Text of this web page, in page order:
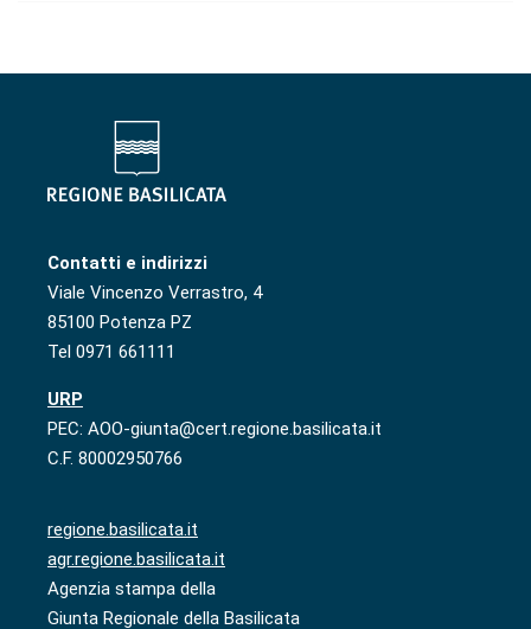
Contatti e indirizzi
Viale Vincenzo Verrastro, 4
85100 Potenza PZ
Tel 0971 661111
URP
PEC: AOO-giunta@cert.regione.basilicata.it
C.F. 80002950766
regione.basilicata.it
agr.regione.basilicata.it
Agenzia stampa della
Giunta Regionale della Basilicata